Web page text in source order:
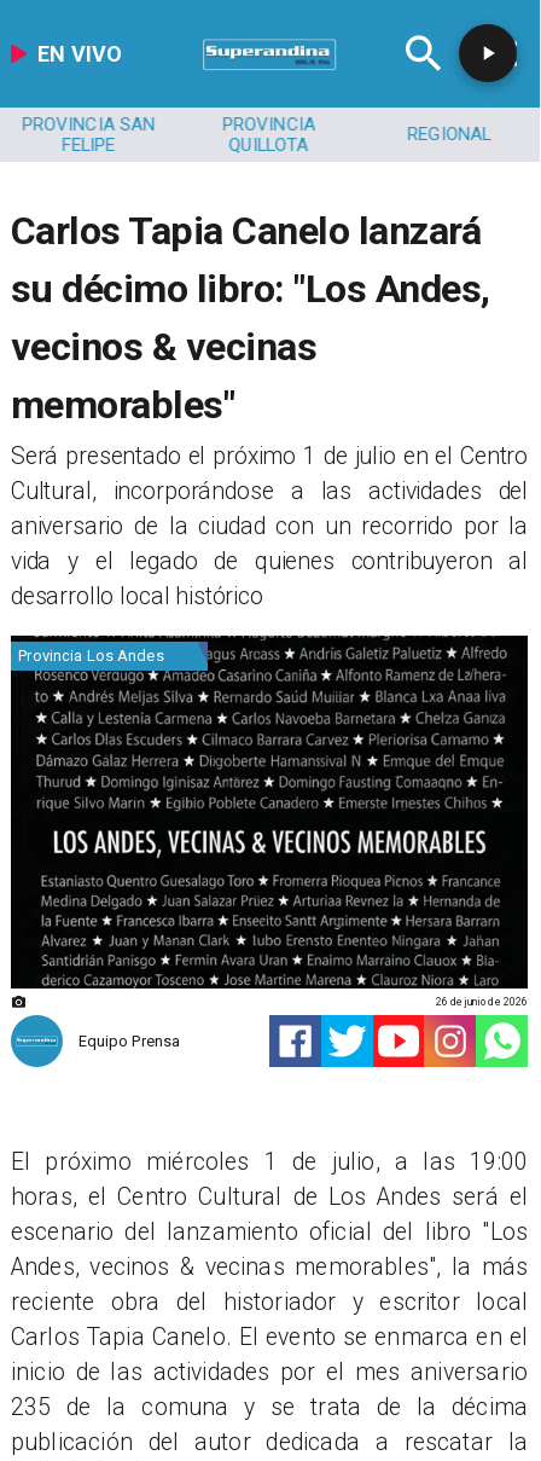
EN VIVO
PROVINCIA SAN
FELIPE
PROVINCIA
QUILLOTA
REGIONAL
Carlos Tapia Canelo lanzará
su décimo libro: "Los Andes,
vecinos & vecinas
memorables"
​Será presentado el próximo 1 de julio en el Centro
Cultural, incorporándose a las actividades del
aniversario de la ciudad con un recorrido por la
vida y el legado de quienes contribuyeron al
desarrollo local histórico
Provincia Los Andes
Equipo Prensa
26 de junio de 2026
El próximo miércoles 1 de julio, a las 19:00
horas, el Centro Cultural de Los Andes será el
escenario del lanzamiento oficial del libro "Los
Andes, vecinos & vecinas memorables", la más
reciente obra del historiador y escritor local
Carlos Tapia Canelo. El evento se enmarca en el
inicio de las actividades por el mes aniversario
235 de la comuna y se trata de la décima
publicación del autor dedicada a rescatar la